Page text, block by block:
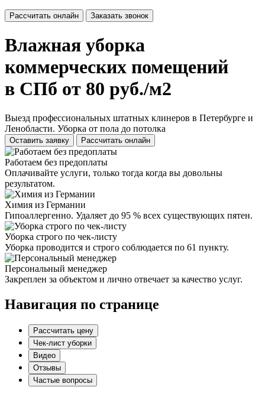
Рассчитать онлайн Заказать звонок
Влажная уборка
коммерческих помещений
в СПб от 80 руб./м2
Выезд профессиональных штатных клинеров в Петербурге и
Ленобласти. Уборка от пола до потолка
Оставить заявку Рассчитать онлайн
Работаем без предоплаты
Оплачивайте услуги, только тогда когда вы довольны
результатом.
Химия из Германии
Гипоаллергенно. Удаляет до 95 % всех существующих пятен.
Уборка строго по чек-листу
Уборка проводится и строго соблюдается по 61 пункту.
Персональный менеджер
Закреплен за объектом и лично отвечает за качество услуг.
Навигация по странице
Рассчитать цену
Чек-лист уборки
Видео
Отзывы
Частые вопросы